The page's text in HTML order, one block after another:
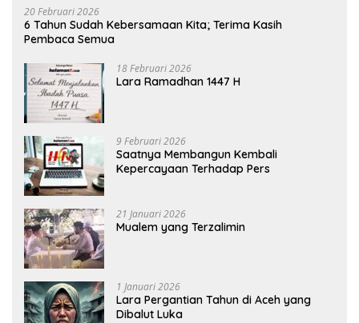
20 Februari 2026
6 Tahun Sudah Kebersamaan Kita; Terima Kasih
Pembaca Semua
18 Februari 2026
Lara Ramadhan 1447 H
9 Februari 2026
Saatnya Membangun Kembali
Kepercayaan Terhadap Pers
21 Januari 2026
Mualem yang Terzalimin
1 Januari 2026
Lara Pergantian Tahun di Aceh yang
Dibalut Luka